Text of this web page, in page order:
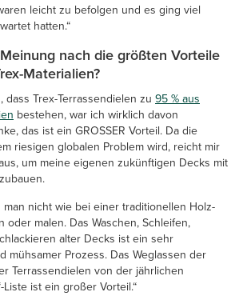
leicht zu befolgen und es ging viel
hatten.“
nach die größten Vorteile
Materialien?
dass Trex-Terrassendielen zu 95 % aus
bestehen, war ich wirklich davon
das ist ein GROSSER Vorteil. Da die
riesigen globalen Problem wird, reicht mir
um meine eigenen zukünftigen Decks mit
nicht wie bei einer traditionellen Holz-
oder malen. Das Waschen, Schleifen,
alter Decks ist ein sehr
mühsamer Prozess. Das Weglassen der
Terrassendielen von der jährlichen
Liste ist ein großer Vorteil.“